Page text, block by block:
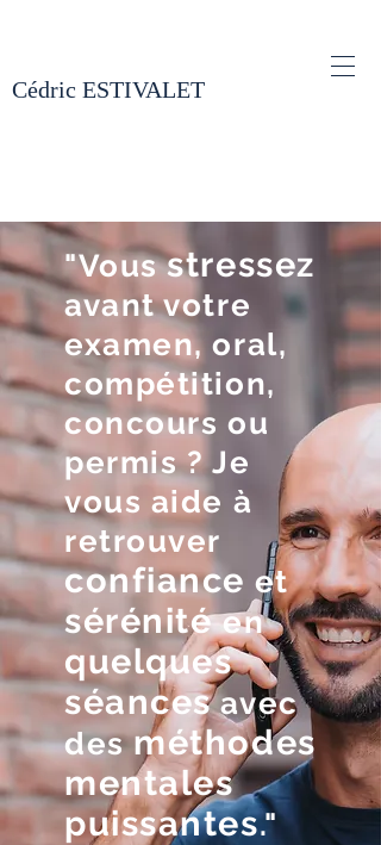
Cédric ESTIVALET
"Vousstressez
avant votre
examen, oral,
compétition,
concours ou
permis ? Je
vous aide à
retrouver
confiance et
sérénitéen
quelques
séancesavec
desméthodes
mentales
puissantes."